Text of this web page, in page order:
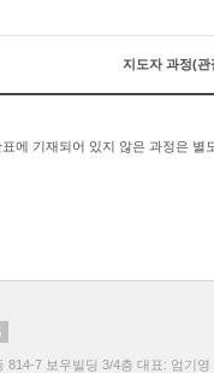
지도자 과정(관
에 기재되어 있지 않은 과정은 별
814-7 보우빌딩 3/4층 대표: 엄기